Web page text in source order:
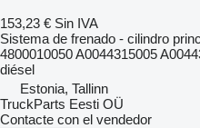
153,23 € Sin IVA
Sistema de frenado - cilindro
4800010050 A0044315005
diésel
Estonia, Tallinn
TruckParts Eesti OÜ
Contacte con el vendedor